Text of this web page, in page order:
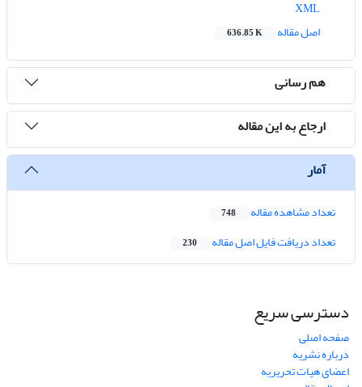
اصل مقاله
636.85 K
هم رسانی
ارجاع به این مقاله
آمار
تعداد مشاهده مقاله 748
تعداد دریافت فایل اصل مقاله 230
دسترسی سریع
صفحه اصلی
درباره نشریه
اعضای هیات تحریریه